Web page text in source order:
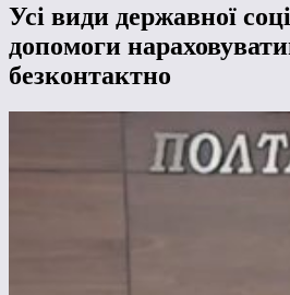
Усі види державної
допомоги
безконтактно